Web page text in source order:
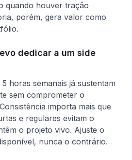
quando houver tração
porém, gera valor como
dedicar a um side
horas semanais já sustentam
sem comprometer o
importa mais que
e regulares evitam o
o projeto vivo. Ajuste o
nunca o contrário.